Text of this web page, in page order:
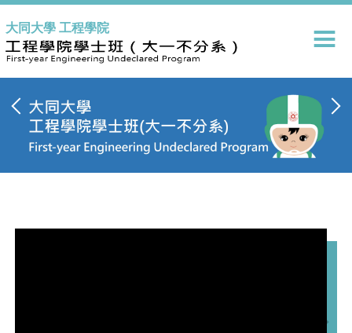
到
主
要
內
區
大同大學 工程學院